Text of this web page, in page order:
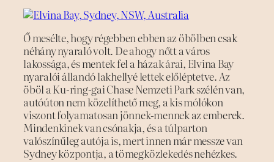
Ő mesélte, hogy régebben ebben az öbölben csak
néhány nyaraló volt. De ahogy nőtt a város
lakossága, és mentek fel a házak árai, Elvina Bay
nyaralói állandó lakhellyé lettek előléptetve. Az
öböl a Ku-ring-gai Chase Nemzeti Park szélén van,
autóúton nem közelíthető meg, a kis mólókon
viszont folyamatosan jönnek-mennek az emberek.
Mindenkinek van csónakja, és a túlparton
valószínűleg autója is, mert innen már messze van
Sydney központja, a tömegközlekedés nehézkes.